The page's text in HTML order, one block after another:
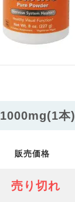
本)
販売価格
売り切れ